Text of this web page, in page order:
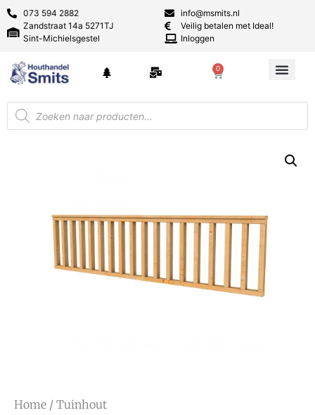
073 594 2882
Zandstraat 14a 5271TJ
Sint-Michielsgestel
info@msmits.nl
Veilig betalen met Ideal!
Inloggen
0
Home / Tuinhout